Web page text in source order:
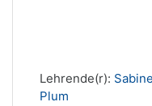
Lehrende(r): Sabine
Plum